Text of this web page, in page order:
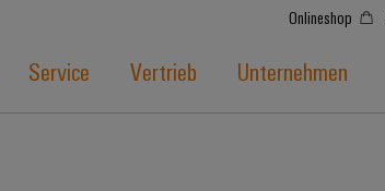
Onlineshop
Service Vertrieb Unternehmen